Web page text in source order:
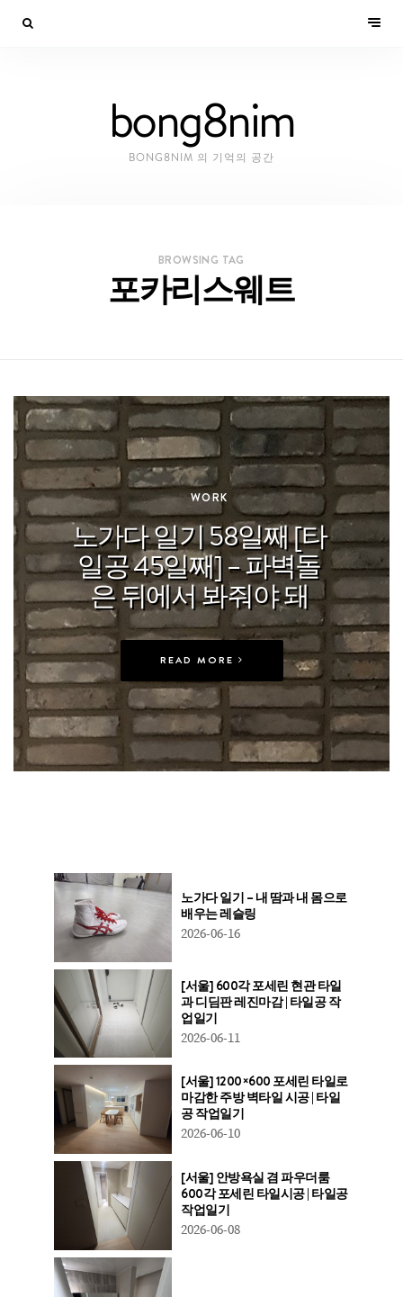
bong8nim
BONG8NIM 의 기억의 공간
BROWSING TAG
포카리스웨트
In WORK
노가다 일기 58일째 [타
일공 45일째] – 파벽돌
은 뒤에서 봐줘야 돼
READ MORE
노가다 일기 – 내 땀과 내 몸으로
배우는 레슬링
2026-06-16
[서울] 600각 포세린 현관 타일
과 디딤판 레진마감 | 타일공 작
업일기
2026-06-11
[서울] 1200×600 포세린 타일로
마감한 주방 벽타일 시공 | 타일
공 작업일기
2026-06-10
[서울] 안방욕실 겸 파우더룸
600각 포세린 타일시공 | 타일공
작업일기
2026-06-08